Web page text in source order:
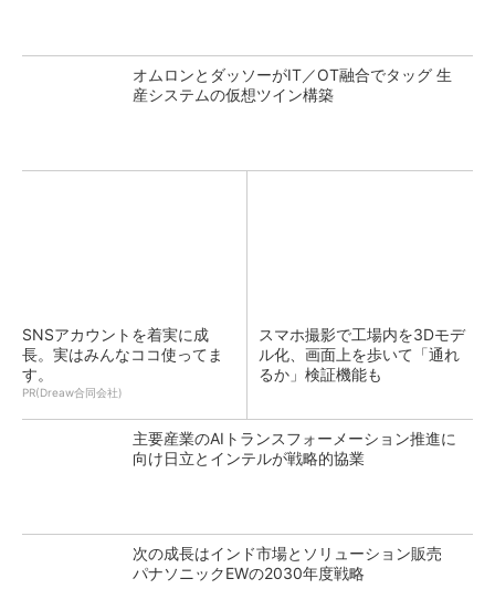
オムロンとダッソーがIT／OT融合でタッグ 生
産システムの仮想ツイン構築
SNSアカウントを着実に成
長。実はみんなココ使ってま
す。
PR(Dreaw合同会社)
スマホ撮影で工場内を3Dモデ
ル化、画面上を歩いて「通れ
るか」検証機能も
主要産業のAIトランスフォーメーション推進に
向け日立とインテルが戦略的協業
次の成長はインド市場とソリューション販売
パナソニックEWの2030年度戦略